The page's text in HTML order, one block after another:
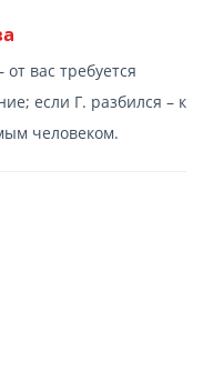
вас требуется
если Г. разбился – к
человеком.